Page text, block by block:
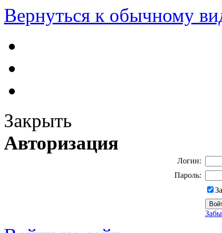
Вернуться к обычному
Закрыть
Авторизация
Логин:
Пароль: